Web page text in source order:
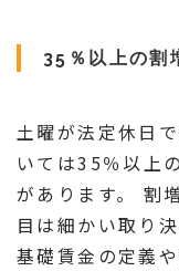
35％以上の割
土曜が法定休日
いては35％以上
があります。 割
目は細かい取り
基礎賃金の定義